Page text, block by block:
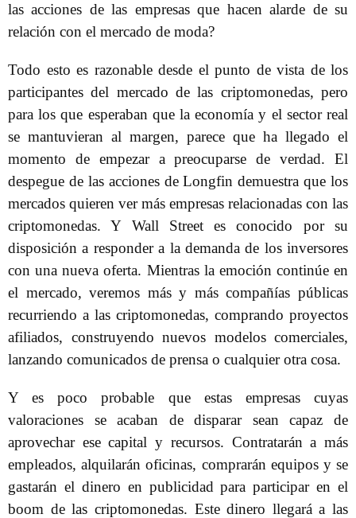
las acciones de las empresas que hacen alarde de su
relación con el mercado de moda?
Todo esto es razonable desde el punto de vista de los
participantes del mercado de las criptomonedas, pero
para los que esperaban que la economía y el sector real
se mantuvieran al margen, parece que ha llegado el
momento de empezar a preocuparse de verdad. El
despegue de las acciones de Longfin demuestra que los
mercados quieren ver más empresas relacionadas con las
criptomonedas. Y Wall Street es conocido por su
disposición a responder a la demanda de los inversores
con una nueva oferta. Mientras la emoción continúe en
el mercado, veremos más y más compañías públicas
recurriendo a las criptomonedas, comprando proyectos
afiliados, construyendo nuevos modelos comerciales,
lanzando comunicados de prensa o cualquier otra cosa.
Y es poco probable que estas empresas cuyas
valoraciones se acaban de disparar sean capaz de
aprovechar ese capital y recursos. Contratarán a más
empleados, alquilarán oficinas, comprarán equipos y se
gastarán el dinero en publicidad para participar en el
boom de las criptomonedas. Este dinero llegará a las